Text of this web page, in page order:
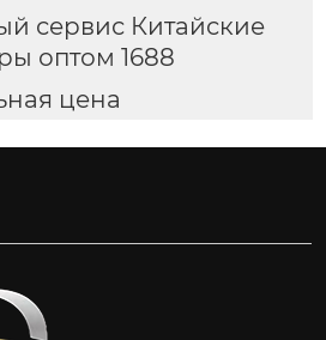
сервис Китайские
оптом 1688
цена